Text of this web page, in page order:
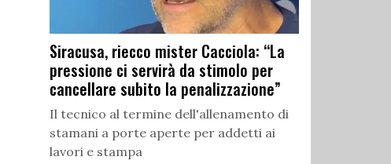
Siracusa, riecco mister Cacciola: “La
pressione ci servirà da stimolo per
cancellare subito la penalizzazione”
Il tecnico al termine dell'allenamento di
stamani a porte aperte per addetti ai
lavori e stampa